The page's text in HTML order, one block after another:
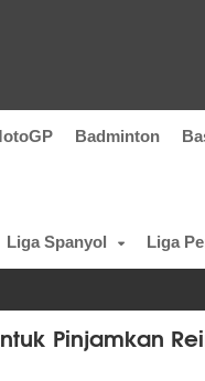
Badminton
Liga Spanyol Liga
Pinjamkan